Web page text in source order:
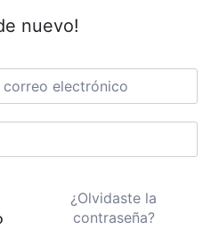
nuevo!
¿Olvidaste la
contraseña?